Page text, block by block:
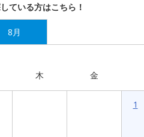
ている方はこちら！
8月
木 金
1